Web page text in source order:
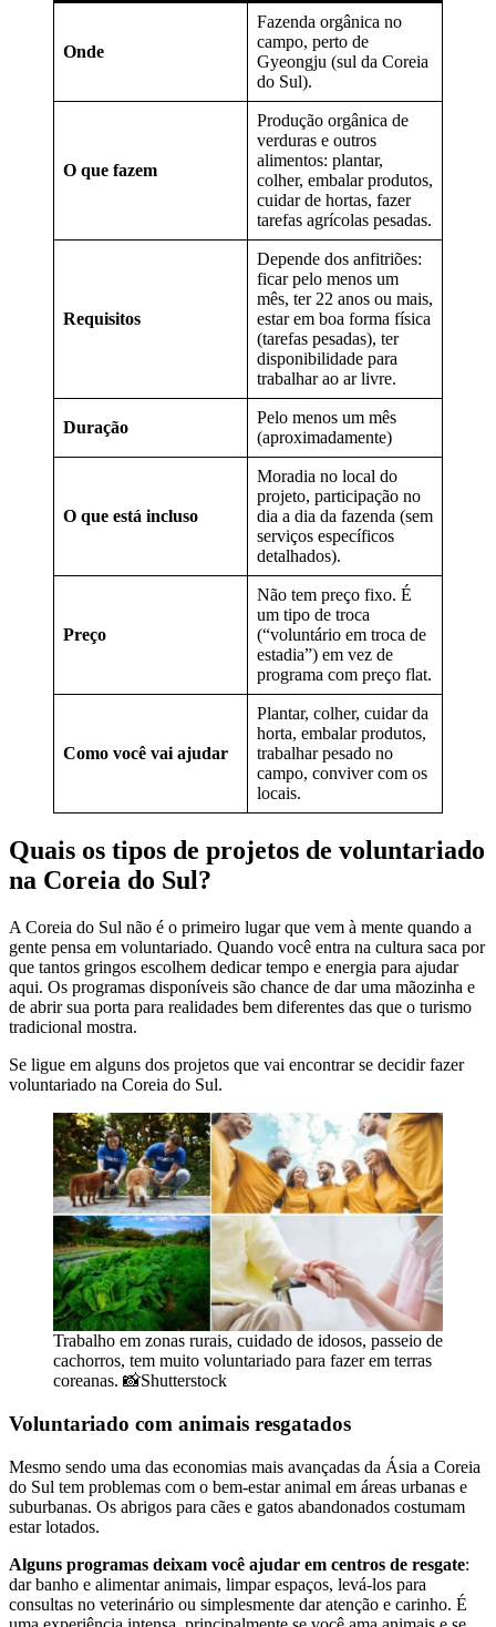
Onde
Fazenda orgânica no
campo, perto de
Gyeongju (sul da Coreia
do Sul).
O que fazem
Produção orgânica de
verduras e outros
alimentos: plantar,
colher, embalar produtos,
cuidar de hortas, fazer
tarefas agrícolas pesadas.
Requisitos
Depende dos anfitriões:
ficar pelo menos um
mês, ter 22 anos ou mais,
estar em boa forma física
(tarefas pesadas), ter
disponibilidade para
trabalhar ao ar livre.
Duração
Pelo menos um mês
(aproximadamente)
O que está incluso
Moradia no local do
projeto, participação no
dia a dia da fazenda (sem
serviços específicos
detalhados).
Preço
Não tem preço fixo. É
um tipo de troca
(“voluntário em troca de
estadia”) em vez de
programa com preço flat.
Como você vai ajudar
Plantar, colher, cuidar da
horta, embalar produtos,
trabalhar pesado no
campo, conviver com os
locais.
Quais os tipos de projetos de voluntariado
na Coreia do Sul?
A Coreia do Sul não é o primeiro lugar que vem à mente quando a
gente pensa em voluntariado. Quando você entra na cultura saca por
que tantos gringos escolhem dedicar tempo e energia para ajudar
aqui. Os programas disponíveis são chance de dar uma mãozinha e
de abrir sua porta para realidades bem diferentes das que o turismo
tradicional mostra.
Se ligue em alguns dos projetos que vai encontrar se decidir fazer
voluntariado na Coreia do Sul.
Trabalho em zonas rurais, cuidado de idosos, passeio de
cachorros, tem muito voluntariado para fazer em terras
coreanas. 📸Shutterstock
Voluntariado com animais resgatados
Mesmo sendo uma das economias mais avançadas da Ásia a Coreia
do Sul tem problemas com o bem-estar animal em áreas urbanas e
suburbanas. Os abrigos para cães e gatos abandonados costumam
estar lotados.
Alguns programas deixam você ajudar em centros de resgate:
dar banho e alimentar animais, limpar espaços, levá-los para
consultas no veterinário ou simplesmente dar atenção e carinho. É